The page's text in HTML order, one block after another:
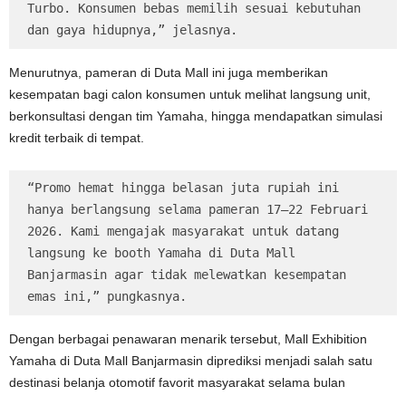
Turbo. Konsumen bebas memilih sesuai kebutuhan
dan gaya hidupnya,” jelasnya.
Menurutnya, pameran di Duta Mall ini juga memberikan
kesempatan bagi calon konsumen untuk melihat langsung unit,
berkonsultasi dengan tim Yamaha, hingga mendapatkan simulasi
kredit terbaik di tempat.
“Promo hemat hingga belasan juta rupiah ini
hanya berlangsung selama pameran 17–22 Februari
2026. Kami mengajak masyarakat untuk datang
langsung ke booth Yamaha di Duta Mall
Banjarmasin agar tidak melewatkan kesempatan
emas ini,” pungkasnya.
Dengan berbagai penawaran menarik tersebut, Mall Exhibition
Yamaha di Duta Mall Banjarmasin diprediksi menjadi salah satu
destinasi belanja otomotif favorit masyarakat selama bulan